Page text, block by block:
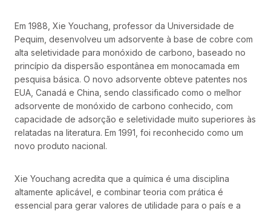
Em 1988, Xie Youchang, professor da Universidade de
Pequim, desenvolveu um adsorvente à base de cobre com
alta seletividade para monóxido de carbono, baseado no
princípio da dispersão espontânea em monocamada em
pesquisa básica. O novo adsorvente obteve patentes nos
EUA, Canadá e China, sendo classificado como o melhor
adsorvente de monóxido de carbono conhecido, com
capacidade de adsorção e seletividade muito superiores às
relatadas na literatura. Em 1991, foi reconhecido como um
novo produto nacional.
Xie Youchang acredita que a química é uma disciplina
altamente aplicável, e combinar teoria com prática é
essencial para gerar valores de utilidade para o país e a